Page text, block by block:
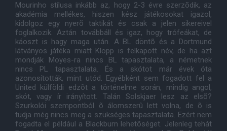
Mourinho stílusa inkább az, hogy 2-3 évre szerzõdik, az
akadémia mellékes, hiszen kész játékosokat igazol,
kidolgoz egy nyerõ taktikát és csak a jelen sikereivel
foglalkozik. Aztán továbbáll és igaz, hogy trófeákat, de
káoszt is hagy maga után. A BL döntõ és a Dortmund
látványos játéka miatt Klopp is felkapott név, de ha azt
mondják Moyes-ra nincs BL tapasztalata, a németnek
nincs PL tapasztalata. És a skótot már évek óta
azonosították, mint utód. Egyébként sem fogadott fel a
United külföldi edzõt a történelme során, mindig angol,
skót, vagy ír irányított. Talán Solskjaer lesz az elsõ?
Szurkolói szempontból õ álomszerû lett volna, de õ is
tudja még nincs meg a szükséges tapasztalata. Ezért nem
fogadta el például a Blackburn lehetõséget. Jelenleg tehát